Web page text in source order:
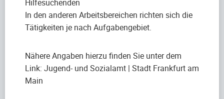
Hilfesuchenden
In den anderen Arbeitsbereichen richten sich die
Tätigkeiten je nach Aufgabengebiet.
Nähere Angaben hierzu finden Sie unter dem
Link: Jugend- und Sozialamt | Stadt Frankfurt am
Main